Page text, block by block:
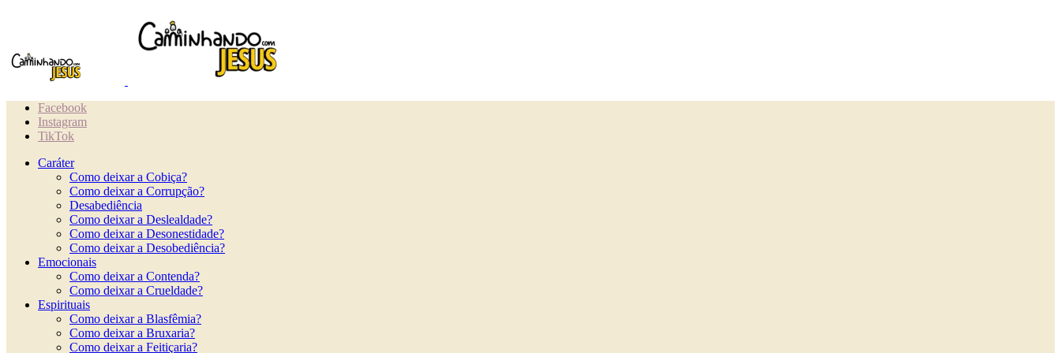
Facebook
Instagram
TikTok
Caráter
Como deixar a Cobiça?
Como deixar a Corrupção?
Desabediência
Como deixar a Deslealdade?
Como deixar a Desonestidade?
Como deixar a Desobediência?
Emocionais
Como deixar a Contenda?
Como deixar a Crueldade?
Espirituais
Como deixar a Blasfêmia?
Como deixar a Bruxaria?
Como deixar a Feitiçaria?